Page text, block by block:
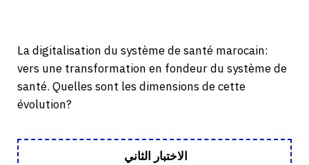
La digitalisation du système de santé marocain:
vers une transformation en fondeur du système de
santé. Quelles sont les dimensions de cette
évolution?
الاختبار الثاني